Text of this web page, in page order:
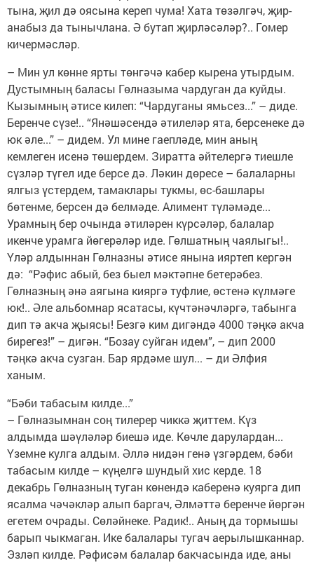
тына, җил дә оясына кереп чума! Хата төзәлгәч, җир-
анабыз да тынычлана. Ә бутап җирләсәләр?.. Гомер
кичермәсләр.
– Мин ул көнне ярты төнгәчә кабер кырена утырдым.
Дустымның баласы Гөлназыма чардуган да куйды.
Кызымның әтисе килеп: “Чардуганы ямьсез...” – диде.
Беренче сүзе!.. “Янәшәсендә әтилеләр ята, берсенеке дә
юк әле...” – дидем. Ул мине гаепләде, мин аның
кемлеген исенә төшердем. Зиратта әйтелергә тиешле
сүзләр түгел иде берсе дә. Ләкин дөресе – балаларны
ялгыз үстердем, тамаклары тукмы, өс-башлары
бөтенме, берсен дә белмәде. Алимент түләмәде...
Урамның бер очында әтиләрен күрсәләр, балалар
икенче урамга йөгерәләр иде. Гөлшатның чаялыгы!..
Үләр алдыннан Гөлназны әтисе янына ияртеп кергән
дә: “Рәфис абый, без быел мәктәпне бетерәбез.
Гөлназның әнә аягына кияргә туфлие, өстенә күлмәге
юк!.. Әле альбомнар ясатасы, күчтәнәчләргә, табынга
дип тә акча җыясы! Безгә ким дигәндә 4000 тәңкә акча
бирегез!” – дигән. “Бозау суйган идем”, – дип 2000
тәңкә акча сузган. Бар ярдәме шул... – ди Әлфия
ханым.
“Бәби табасым килде...”
– Гөлназымнан соң тилерер чиккә җиттем. Күз
алдымда шәүләләр биешә иде. Көчле дарулардан...
Үземне кулга алдым. Әллә нидән генә үзгәрдем, бәби
табасым килде – күңелгә шундый хис керде. 18
декабрь Гөлназның туган көнендә каберенә куярга дип
ясалма чәчәкләр алып баргач, Әлмәттә беренче йөргән
егетем очрады. Сөләйнеке. Радик!.. Аның да тормышы
барып чыкмаган. Ике балалары тугач аерылышканнар.
Эзләп килде. Рәфисәм балалар бакчасында иде, аны